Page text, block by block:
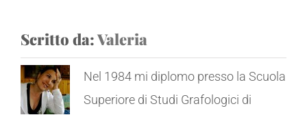
Scritto da:Valeria
Nel 1984 mi diplomo presso la Scuola
Superiore di Studi Grafologici di